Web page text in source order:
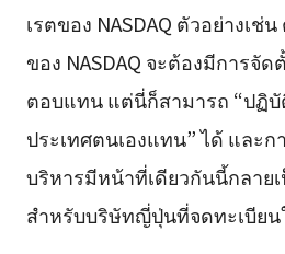
เรตของ NASDAQ ตัวอย่างเช่
ของ NASDAQ จะต้องมีการจั
ตอบแทน แต่นี่ก็สามารถ “ปฏิ
ประเทศตนเองแทน” ได้ และ
บริหารมีหน้าที่เดียวกันนี้กลาย
สำหรับบริษัทญี่ปุ่นที่จดทะเบียน